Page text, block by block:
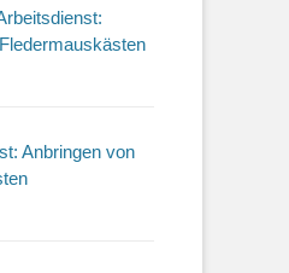
Anbringen von